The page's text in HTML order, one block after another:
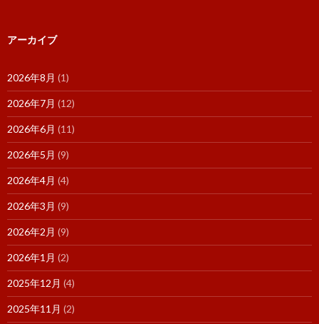
アーカイブ
2026年8月 (1)
2026年7月 (12)
2026年6月 (11)
2026年5月 (9)
2026年4月 (4)
2026年3月 (9)
2026年2月 (9)
2026年1月 (2)
2025年12月 (4)
2025年11月 (2)